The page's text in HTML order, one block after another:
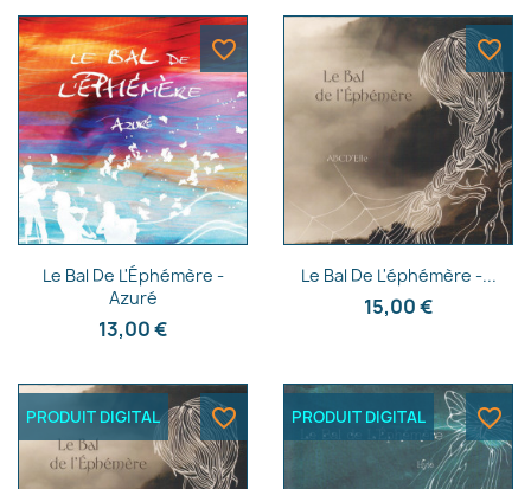
Aperçu rapide
Le Bal De L'Éphémère -
Azuré
13,00 €
favorite_border
Aperçu rapide
Le Bal De L'éphémère -...
15,00 €
favorite_border
PRODUIT DIGITAL favorite_border PRODUIT DIGITAL favorite_border